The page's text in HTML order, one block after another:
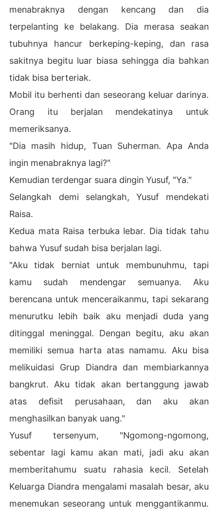
menabraknya dengan kencang dan dia
terpelanting ke belakang. Dia merasa seakan
tubuhnya hancur berkeping-keping, dan rasa
sakitnya begitu luar biasa sehingga dia bahkan
tidak bisa berteriak.
Mobil itu berhenti dan seseorang keluar darinya.
Orang itu berjalan mendekatinya untuk
memeriksanya.
"Dia masih hidup, Tuan Suherman. Apa Anda
ingin menabraknya lagi?"
Kemudian terdengar suara dingin Yusuf, "Ya."
Selangkah demi selangkah, Yusuf mendekati
Raisa.
Kedua mata Raisa terbuka lebar. Dia tidak tahu
bahwa Yusuf sudah bisa berjalan lagi.
"Aku tidak berniat untuk membunuhmu, tapi
kamu sudah mendengar semuanya. Aku
berencana untuk menceraikanmu, tapi sekarang
menurutku lebih baik aku menjadi duda yang
ditinggal meninggal. Dengan begitu, aku akan
memiliki semua harta atas namamu. Aku bisa
melikuidasi Grup Diandra dan membiarkannya
bangkrut. Aku tidak akan bertanggung jawab
atas defisit perusahaan, dan aku akan
menghasilkan banyak uang."
Yusuf tersenyum, "Ngomong-ngomong,
sebentar lagi kamu akan mati, jadi aku akan
memberitahumu suatu rahasia kecil. Setelah
Keluarga Diandra mengalami masalah besar, aku
menemukan seseorang untuk menggantikanmu.